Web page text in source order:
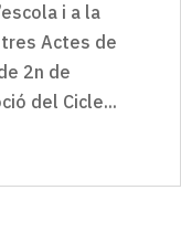
i a la
Actes de
2n de
del Cicle...